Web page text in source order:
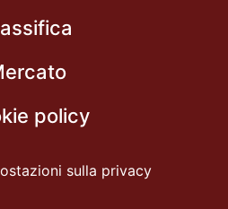
policy
sulla privacy